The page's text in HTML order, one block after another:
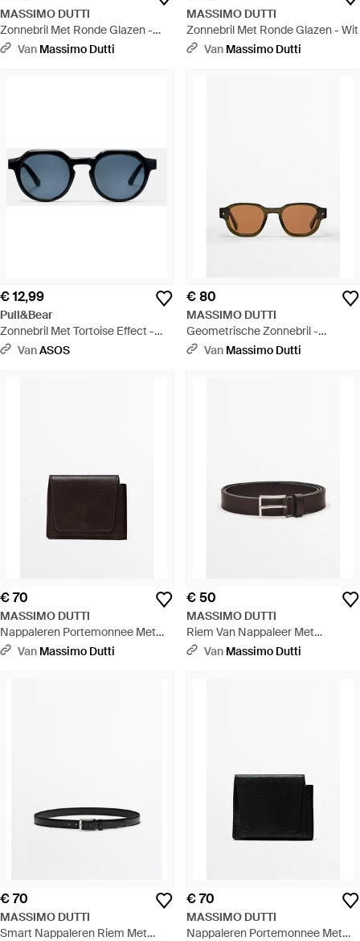
MASSIMO DUTTI
Zonnebril Met Ronde Glazen -
Groen
Van Massimo Dutti
MASSIMO DUTTI
Zonnebril Met Ronde Glazen - Wit
Van Massimo Dutti
€ 12,99
Pull&Bear
Zonnebril Met Tortoise Effect -
Blauw
VanASOS
€ 80
MASSIMO DUTTI
Geometrische Zonnebril -
Meerkleurig
Van Massimo Dutti
€ 70
MASSIMO DUTTI
Nappaleren Portemonnee Met
Overslag - Zwart
Van Massimo Dutti
€ 50
MASSIMO DUTTI
Riem Van Nappaleer Met
Rechthoekige Gesp - Bruin
Van Massimo Dutti
€ 70
MASSIMO DUTTI
Smart Nappaleren Riem Met
€ 70
MASSIMO DUTTI
Nappaleren Portemonnee Met